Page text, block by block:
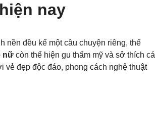
nay
nền đều kể một câu chuyện riêng, thể
nữ còn thể hiện gu thẩm mỹ và sở thích cá
đẹp độc đáo, phong cách nghệ thuật